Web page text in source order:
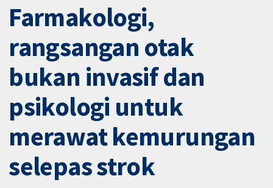
Farmakologi,
rangsangan otak
bukan invasif dan
psikologi untuk
merawat kemurungan
selepas strok